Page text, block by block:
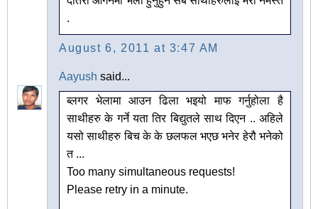
.
August 6, 2011 at 3:47 AM
Aayush said...
ब्लगर भेलामा आउन ढिला भइयो माफ गर्नुहोला है
साथीहरु के गर्ने यता तिर बिद्युतले साथ दिएन .. अहिले
यसो साथीहरु बिच के के छलफल भएछ भनेर हेरौ भनेको
त ...
Too many simultaneous requests!
Please retry in a minute.